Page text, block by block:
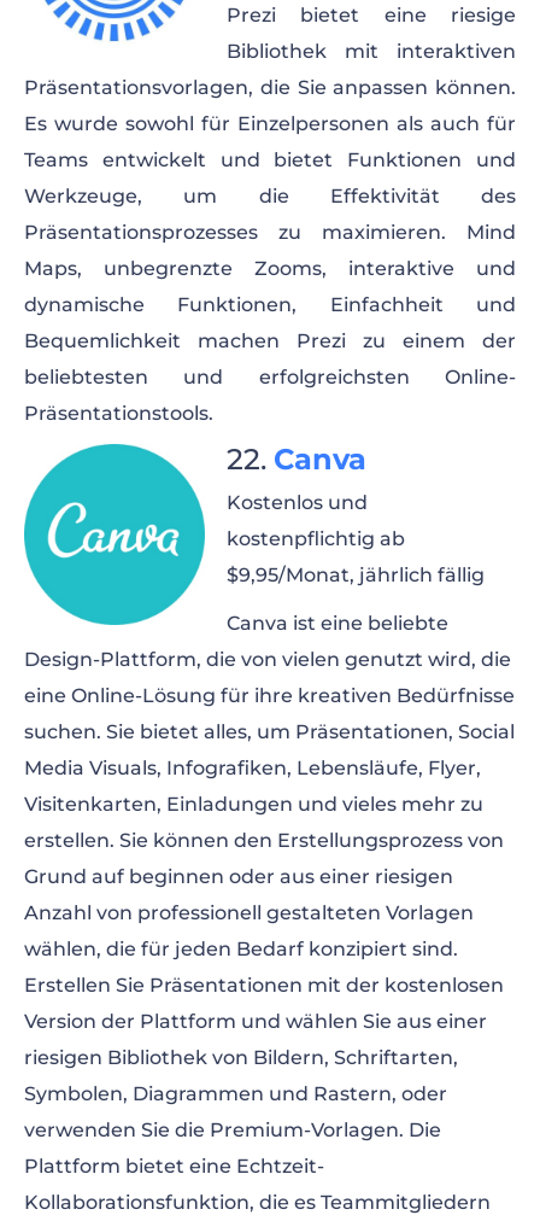
Prezi bietet eine riesige
Bibliothek mit interaktiven
Präsentationsvorlagen, die Sie anpassen können.
Es wurde sowohl für Einzelpersonen als auch für
Teams entwickelt und bietet Funktionen und
Werkzeuge, um die Effektivität des
Präsentationsprozesses zu maximieren. Mind
Maps, unbegrenzte Zooms, interaktive und
dynamische Funktionen, Einfachheit und
Bequemlichkeit machen Prezi zu einem der
beliebtesten und erfolgreichsten Online-
Präsentationstools.
Canva
Kostenlos und
kostenpflichtig ab
$9,95/Monat, jährlich fällig
Canva ist eine beliebte
Design-Plattform, die von vielen genutzt wird, die
eine Online-Lösung für ihre kreativen Bedürfnisse
suchen. Sie bietet alles, um Präsentationen, Social
Media Visuals, Infografiken, Lebensläufe, Flyer,
Visitenkarten, Einladungen und vieles mehr zu
erstellen. Sie können den Erstellungsprozess von
Grund auf beginnen oder aus einer riesigen
Anzahl von professionell gestalteten Vorlagen
wählen, die für jeden Bedarf konzipiert sind.
Erstellen Sie Präsentationen mit der kostenlosen
Version der Plattform und wählen Sie aus einer
riesigen Bibliothek von Bildern, Schriftarten,
Symbolen, Diagrammen und Rastern, oder
verwenden Sie die Premium-Vorlagen. Die
Plattform bietet eine Echtzeit-
Kollaborationsfunktion, die es Teammitgliedern